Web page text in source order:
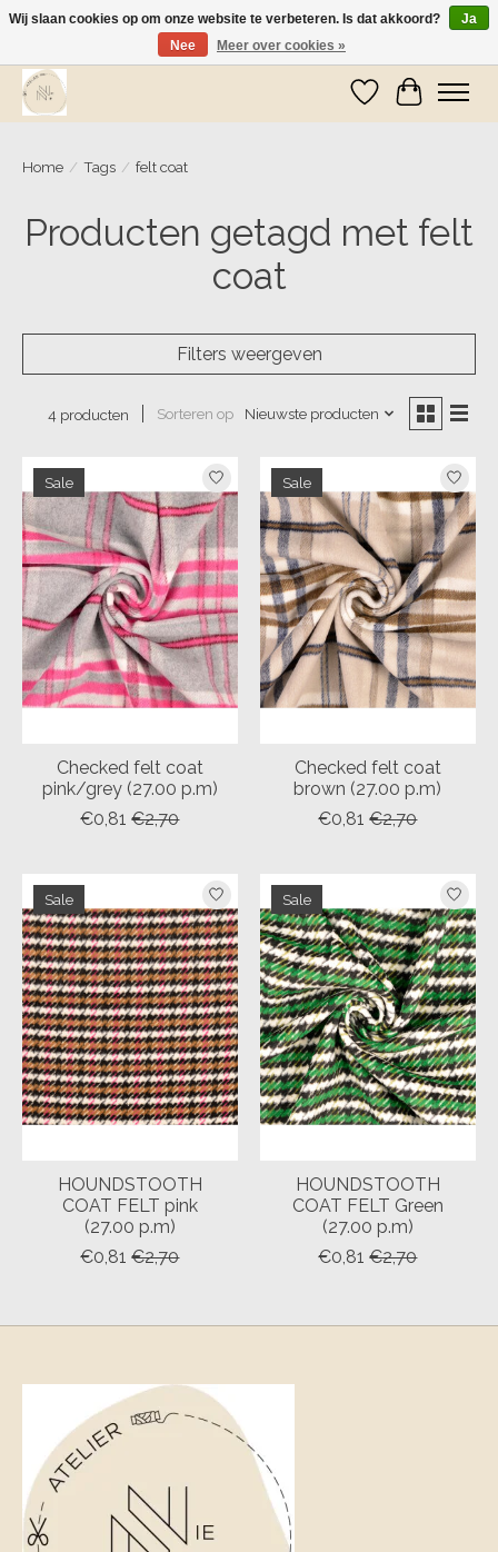
Wij zijn op vakantie! Vanaf zaterdag 9 mei worden er weer pakketjes verzonden
Verlanglijst
Home / Tags / felt coat
Producten getagd met felt
coat
Filters weergeven
4 producten Sorteren op Nieuwste producten
Sale
Checked felt coat
pink/grey (27.00 p.m)
€0,81 €2,70
Sale
Checked felt coat
brown (27.00 p.m)
€0,81 €2,70
Sale
HOUNDSTOOTH
COAT FELT pink
(27.00 p.m)
€0,81 €2,70
Sale
HOUNDSTOOTH
COAT FELT Green
(27.00 p.m)
€0,81 €2,70
Wij slaan cookies op om onze website te verbeteren. Is dat akkoord?
Ja
Nee
Meer over cookies »